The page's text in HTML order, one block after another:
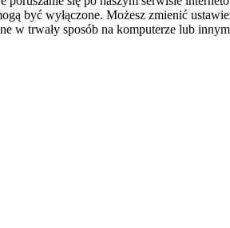
być wyłączone. Możesz zmienić
w trwały sposób na komputerze lub